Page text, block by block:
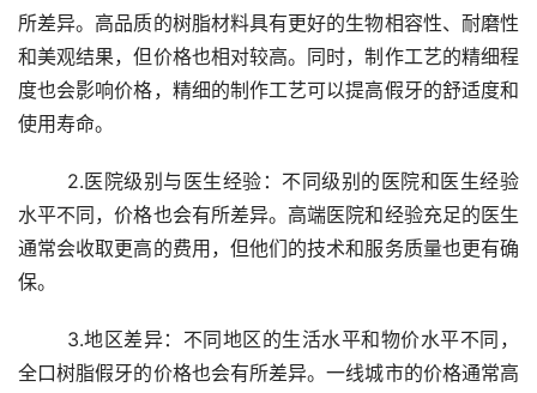
所差异。高品质的树脂材料具有更好的生物相容性、耐磨性
和美观结果，但价格也相对较高。同时，制作工艺的精细程
度也会影响价格，精细的制作工艺可以提高假牙的舒适度和
使用寿命。
水平不同，价格也会有所差异。高端医院和经验充足的医生
通常会收取更高的费用，但他们的技术和服务质量也更有确
保。
全口树脂假牙的价格也会有所差异。一线城市的价格通常高